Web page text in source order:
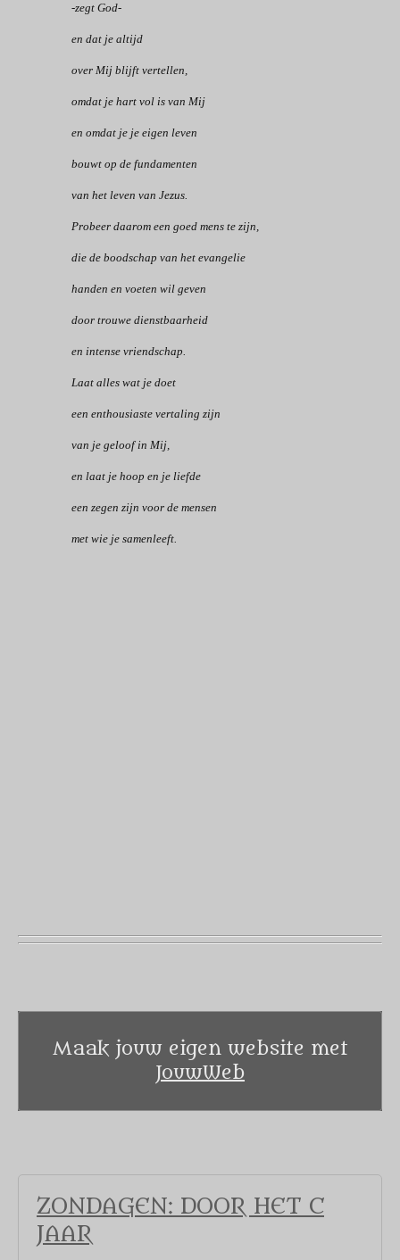
-zegt God-
en dat je altijd
over Mij blijft vertellen,
omdat je hart vol is van Mij
en omdat je je eigen leven
bouwt op de fundamenten
van het leven van Jezus.
Probeer daarom een goed mens te zijn,
die de boodschap van het evangelie
handen en voeten wil geven
door trouwe dienstbaarheid
en intense vriendschap.
Laat alles wat je doet
een enthousiaste vertaling zijn
van je geloof in Mij,
en laat je hoop en je liefde
een zegen zijn voor de mensen
met wie je samenleeft.
Maak jouw eigen website met
JouwWeb
ZONDAGEN: DOOR HET C
JAAR